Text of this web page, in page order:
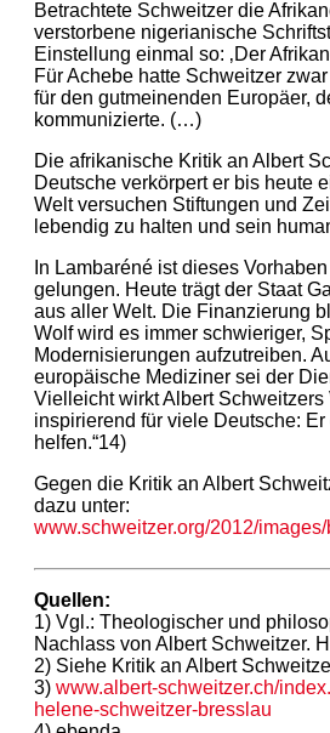
Betrachtete Schweitzer die
verstorbene nigerianische
Einstellung einmal so: ‚Der
Für Achebe hatte Schweitzer
für den gutmeinenden Europäer,
kommunizierte. (…)
Die afrikanische Kritik an Albert
Deutsche verkörpert er bis heute
Welt versuchen Stiftungen und
lebendig zu halten und sein
In Lambaréné ist dieses
gelungen. Heute trägt der Staat
aus aller Welt. Die Finanzierung
Wolf wird es immer schwieriger,
Modernisierungen aufzutreiben.
europäische Mediziner sei der
Vielleicht wirkt Albert
inspirierend für viele Deutsche:
helfen.“14)
Gegen die Kritik an Albert
dazu unter:
www.schweitzer.org/2012/
Quellen:
1) Vgl.: Theologischer und
Nachlass von Albert Schweitzer.
2) Siehe Kritik an Albert
3) www.albert-schweitzer.ch/
helene-schweitzer-bresslau